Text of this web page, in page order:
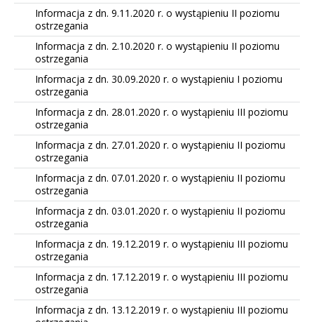
Informacja z dn. 9.11.2020 r. o wystąpieniu II poziomu
ostrzegania
Informacja z dn. 2.10.2020 r. o wystąpieniu II poziomu
ostrzegania
Informacja z dn. 30.09.2020 r. o wystąpieniu I poziomu
ostrzegania
Informacja z dn. 28.01.2020 r. o wystąpieniu III poziomu
ostrzegania
Informacja z dn. 27.01.2020 r. o wystąpieniu II poziomu
ostrzegania
Informacja z dn. 07.01.2020 r. o wystąpieniu II poziomu
ostrzegania
Informacja z dn. 03.01.2020 r. o wystąpieniu II poziomu
ostrzegania
Informacja z dn. 19.12.2019 r. o wystąpieniu III poziomu
ostrzegania
Informacja z dn. 17.12.2019 r. o wystąpieniu III poziomu
ostrzegania
Informacja z dn. 13.12.2019 r. o wystąpieniu III poziomu